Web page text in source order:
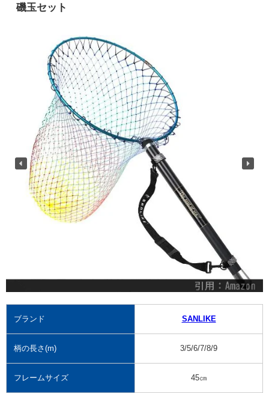
磯玉セット
ブランド SANLIKE
柄の長さ(m) 3/5/6/7/8/9
フレームサイズ 45㎝